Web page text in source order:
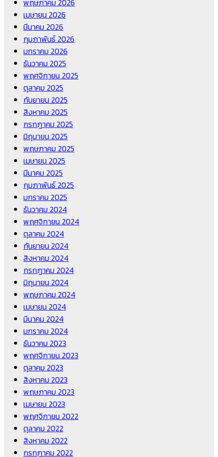
พฤษภาคม 2026
เมษายน 2026
มีนาคม 2026
กุมภาพันธ์ 2026
มกราคม 2026
ธันวาคม 2025
พฤศจิกายน 2025
ตุลาคม 2025
กันยายน 2025
สิงหาคม 2025
กรกฎาคม 2025
มิถุนายน 2025
พฤษภาคม 2025
เมษายน 2025
มีนาคม 2025
กุมภาพันธ์ 2025
มกราคม 2025
ธันวาคม 2024
พฤศจิกายน 2024
ตุลาคม 2024
กันยายน 2024
สิงหาคม 2024
กรกฎาคม 2024
มิถุนายน 2024
พฤษภาคม 2024
เมษายน 2024
มีนาคม 2024
มกราคม 2024
ธันวาคม 2023
พฤศจิกายน 2023
ตุลาคม 2023
สิงหาคม 2023
พฤษภาคม 2023
เมษายน 2023
พฤศจิกายน 2022
ตุลาคม 2022
สิงหาคม 2022
กรกฎาคม 2022